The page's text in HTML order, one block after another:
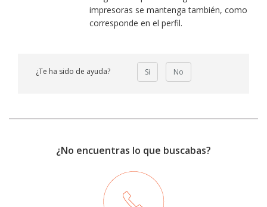
impresoras se mantenga también, como
corresponde en el perfil.
¿Te ha sido de ayuda? Si No
¿No encuentras lo que buscabas?